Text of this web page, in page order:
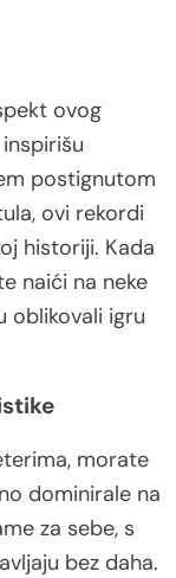
ovog
postignutom
ovi rekordi
historiji. Kada
naići na neke
oblikovali igru
morate
dominirale na
za sebe, s
bez daha.